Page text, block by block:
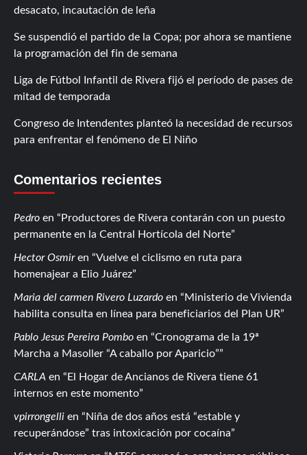
desacato, incautación de leña
Se suspendió el partido de la Copa; por ahora se mantiene
la programación del fin de semana
Liga de Fútbol Infantil de Rivera fijó el período de pases de
mitad de temporada
Congreso de Intendentes planteó la necesidad de recursos
para enfrentar el fenómeno de El Niño
Comentarios recientes
Pedro en
Productores de Rivera contarán con un puesto
permanente en la Central Hortícola del Norte
Hector Osmiren
Vuelve el ciclismo en ruta para
homenajear a Elio Juárez
Maria del carmen Rivero Luzardo en
Ministerio de Vivienda
habilita consulta en línea para beneficiarios del Plan UR
Pablo Jesus Pereira Pombo en
Cronograma de la 19ª
Marcha a Masoller “A caballo por Aparicio”
CARLA en
El Hogar de Ancianos de Rivera tiene 61
internos en este momento
vpirrongelli en
Niña de dos años está “estable y
recuperándose” tras intoxicación por cocaína